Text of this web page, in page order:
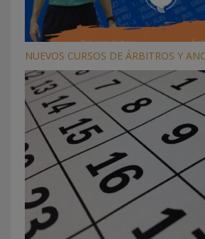
NUEVOS CURSOS DE ÁRBITROS Y